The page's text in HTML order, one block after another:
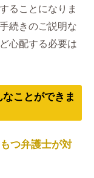
ることになりま
続きのご説明な
心配する必要は
ことができま
つ弁護士が対